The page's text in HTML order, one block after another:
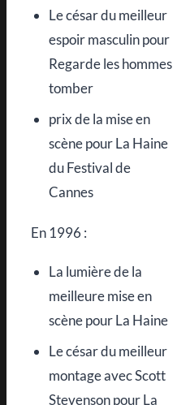
Le césar du meilleur
espoir masculin pour
Regarde les hommes
tomber
prix de la mise en
scène pour La Haine
du Festival de
Cannes
En 1996 :
La lumière de la
meilleure mise en
scène pour La Haine
Le césar du meilleur
montage avec Scott
Stevenson pour La